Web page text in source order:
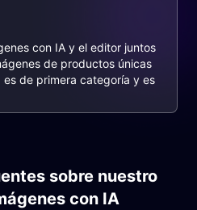
con IA y el editor juntos
de productos únicas
de primera categoría y es
sobre nuestro
con IA